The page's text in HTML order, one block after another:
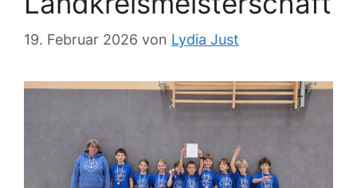
19. Februar 2026 von Lydia Just